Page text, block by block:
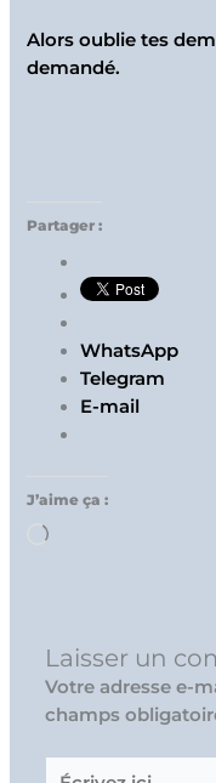
Alors oublie tes
demandé.
Partager :
WhatsApp
Telegram
E-mail
J’aime ça :
Chargement…
Laisser un
Votre adresse e-
champs
Écrivez